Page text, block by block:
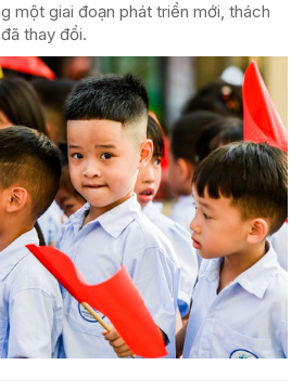
một giai đoạn phát triển mới, thách
thay đổi.